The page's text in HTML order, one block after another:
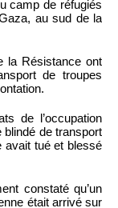
camp de réfugiés
au sud de la
la Résistance ont
de troupes
de l’occupation
blindé de transport
avait tué et blessé
constaté qu’un
était arrivé sur